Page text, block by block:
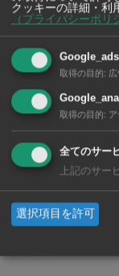
「ことびあク
ク？
新たに亡くなっ
クッキーの詳細・利
（プライバシーポリ
Google_ads
取得の目的: 広
取得の目的:
全てのサー
上記のサー
選択項目を許可